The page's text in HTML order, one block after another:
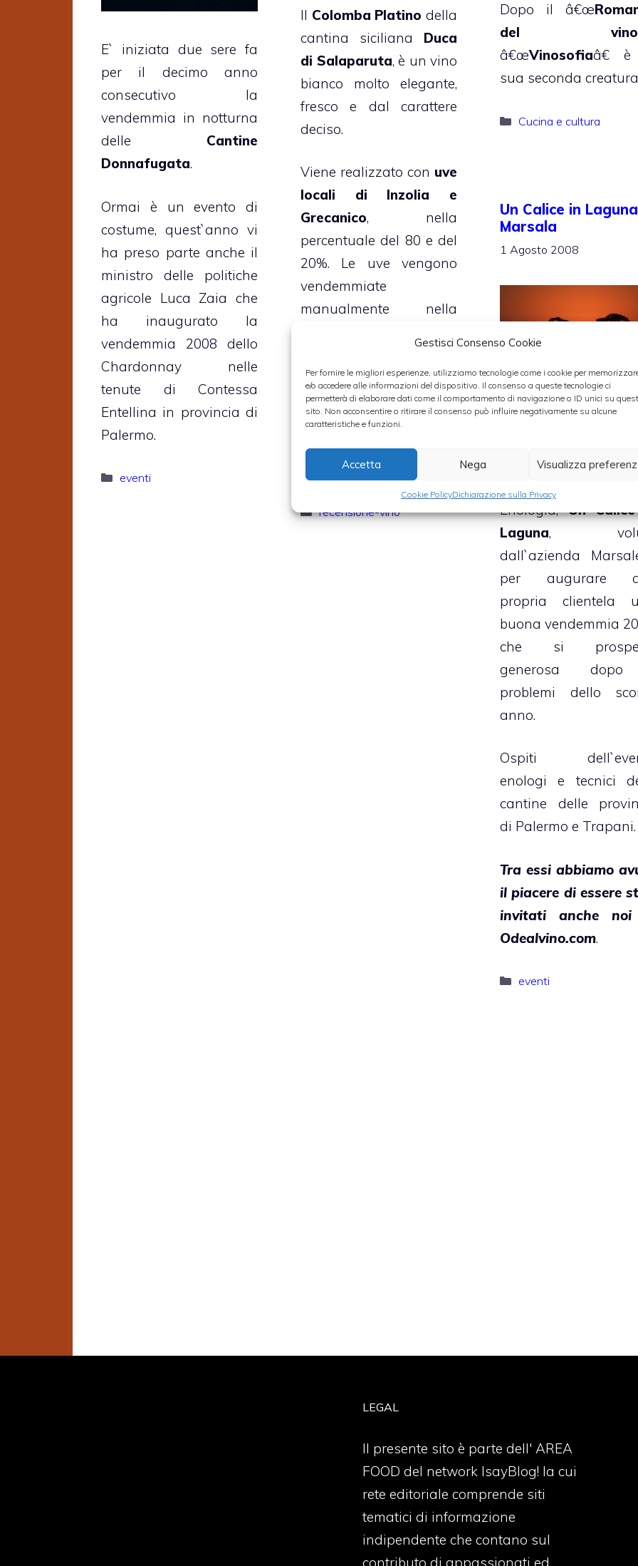
Gestisci Consenso Cookie
Per fornire le migliori esperienze, utilizziamo tecnologie come i cookie per
e/o accedere alle informazioni del dispositivo. Il consenso a queste tecnologie ci
permetterà di elaborare dati come il comportamento di navigazione o ID unici su
sito. Non acconsentire o ritirare il consenso può influire negativamente su alcune
caratteristiche e funzioni.
Accetta Nega Visualizza
Cookie PolicyDichiarazione sulla Privacy
Dopo il â€œ
del vino
â€œVinosofiaâ€
sua seconda
Categorie
Cucina e cultura
E` iniziata due sere fa
per il decimo anno
consecutivo la
vendemmia in notturna
delle Cantine
Donnafugata.
Ormai è un evento di
costume, quest`anno vi
ha preso parte anche il
ministro delle politiche
agricole Luca Zaia che
ha inaugurato la
vendemmia 2008 dello
Chardonnay nelle
tenute di Contessa
Entellina in provincia di
Palermo.
Categorie
eventi
Il Colomba Platinodella
cantina siciliana Duca
di Salaparuta, è un vino
bianco molto elegante,
fresco e dal carattere
deciso.
Viene realizzato con uve
locali di Inzolia e
Grecanico, nella
percentuale del 80 e del
20%. Le uve vengono
vendemmiate
manualmente nella
macerare per circa 12
ore alla temperatura di
5°; successivamente
vengono pressate in
maniera soffice.
Categorie
recensione-vino
Un Calice in
Marsala
1 Agosto 2008
pomeriggio
Enologia,Un
Laguna,
dall`azienda
per augurare
propria clientela
buona vendemmia
che si
generosa
problemi dello
anno.
Ospiti
enologi e tecnici
cantine delle
di Palermo e Trapani.
Tra essi abbiamo
il piacere di essere
invitati anche
Odealvino.com.
Categorie
eventi
LEGAL
Il presente sito è parte dell' AREA
FOOD del network IsayBlog! la cui
rete editoriale comprende siti
tematici di informazione
indipendente che contano sul